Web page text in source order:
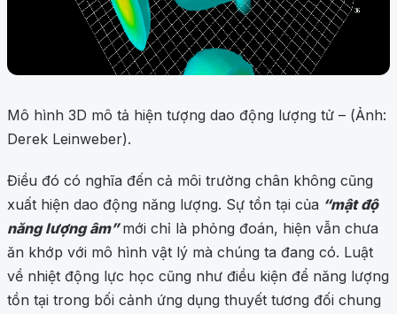
Mô hình 3D mô tả hiện tượng dao động lượng tử – (Ảnh:
Derek Leinweber).
Điều đó có nghĩa đến cả môi trường chân không cũng
xuất hiện dao động năng lượng. Sự tồn tại của “mật độ
năng lượng âm”mới chỉ là phỏng đoán, hiện vẫn chưa
ăn khớp với mô hình vật lý mà chúng ta đang có. Luật
về nhiệt động lực học cũng như điều kiện để năng lượng
tồn tại trong bối cảnh ứng dụng thuyết tương đối chung